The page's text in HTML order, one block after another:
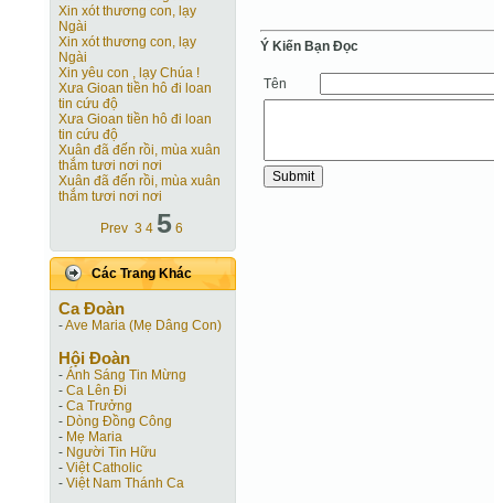
Xin xót thương con, lạy
Ngài
Xin xót thương con, lạy
Ngài
Xin yêu con , lạy Chúa !
Xưa Gioan tiền hô đi loan
tin cứu độ
Xưa Gioan tiền hô đi loan
tin cứu độ
Xuân đã đến rồi, mùa xuân
thắm tươi nơi nơi
Xuân đã đến rồi, mùa xuân
thắm tươi nơi nơi
Prev 3 4 5 6
Các Trang Khác
Ca Ðoàn
-Ave Maria (Mẹ Dâng Con)
Hội Ðoàn
- Ánh Sáng Tin Mừng
- Ca Lên Đi
- Ca Trưởng
- Dòng Đồng Công
- Mẹ Maria
- Người Tin Hữu
- Việt Catholic
- Việt Nam Thánh Ca
Ý Kiến Bạn Ðọc
Tên